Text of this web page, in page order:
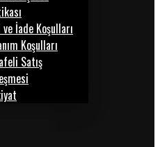
İade Koşulları
Koşulları
Satış